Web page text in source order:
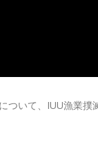
いて、IUU漁業